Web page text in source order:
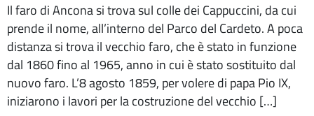
Il faro di Ancona si trova sul colle dei Cappuccini, da cui
prende il nome, all’interno del Parco del Cardeto. A poca
distanza si trova il vecchio faro, che è stato in funzione
dal 1860 fino al 1965, anno in cui è stato sostituito dal
nuovo faro. L’8 agosto 1859, per volere di papa Pio IX,
iniziarono i lavori per la costruzione del vecchio […]